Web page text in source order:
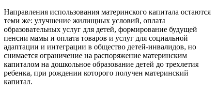
Направления использования материнского капитала остаются
теми же: улучшение жилищных условий, оплата
образовательных услуг для детей, формирование будущей
пенсии мамы и оплата товаров и услуг для социальной
адаптации и интеграции в общество детей-инвалидов, но
снимается ограничение на распоряжение материнским
капиталом на дошкольное образование детей до трехлетия
ребенка, при рождении которого получен материнский
капитал.